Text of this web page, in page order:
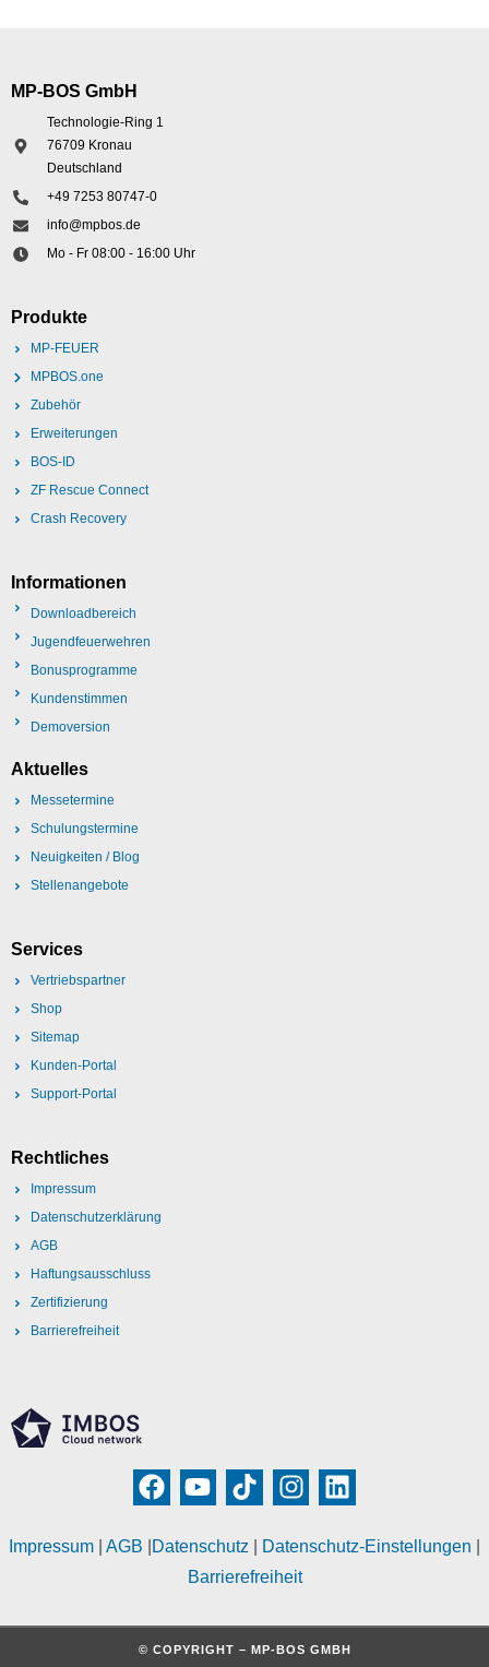
MP-BOS GmbH
Technologie-Ring 1
76709 Kronau
Deutschland
+49 7253 80747-0
info@mpbos.de
Mo - Fr 08:00 - 16:00 Uhr
Produkte
MP-FEUER
MPBOS.one
Zubehör
Erweiterungen
BOS-ID
ZF Rescue Connect
Crash Recovery
Informationen
Downloadbereich
Jugendfeuerwehren
Bonusprogramme
Kundenstimmen
Demoversion
Aktuelles
Messetermine
Schulungstermine
Neuigkeiten / Blog
Stellenangebote
Services
Vertriebspartner
Shop
Sitemap
Kunden-Portal
Support-Portal
Rechtliches
Impressum
Datenschutzerklärung
AGB
Haftungsausschluss
Zertifizierung
Barrierefreiheit
Impressum AGB Datenschutz Datenschutz-Einstellungen
Barrierefreiheit
© COPYRIGHT – MP-BOS GMBH